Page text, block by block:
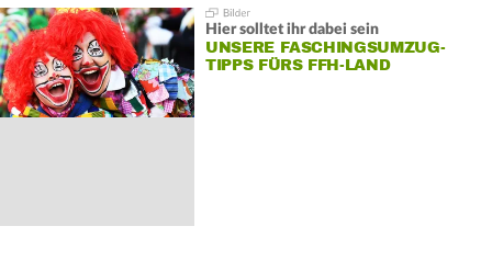
Hier solltet ihr dabei sein
UNSERE FASCHINGSUMZUG-
TIPPS FÜRS FFH-LAND